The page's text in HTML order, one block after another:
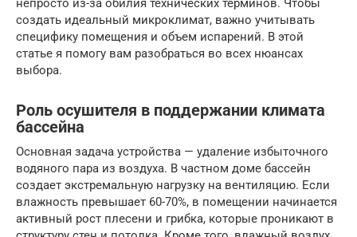
непросто из-за обилия технических терминов. Чтобы
создать идеальный микроклимат, важно учитывать
специфику помещения и объем испарений. В этой
статье я помогу вам разобраться во всех нюансах
выбора.
Роль осушителя в поддержании климата
бассейна
Основная задача устройства — удаление избыточного
водяного пара из воздуха. В частном доме бассейн
создает экстремальную нагрузку на вентиляцию. Если
влажность превышает 60-70%, в помещении начинается
активный рост плесени и грибка, которые проникают в